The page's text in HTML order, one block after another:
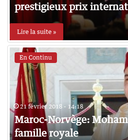
prestigieux prix
Lire la suite »
En Continu
21 février 2018 - 14:18
Maroc-Norvège:
famille royale